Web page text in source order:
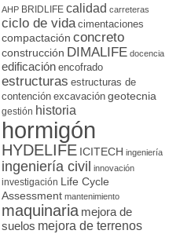
AHP BRIDLIFE calidad carreteras
ciclo de vida cimentaciones
compactación concreto
construcción DIMALIFE docencia
edificación encofrado
estructuras estructuras de
contención excavación geotecnia
gestión historia
hormigón
HYDELIFE ICITECH ingeniería
ingeniería civil innovación
investigación
Life Cycle
Assessment mantenimiento
maquinaria mejora de
suelos mejora de terrenos